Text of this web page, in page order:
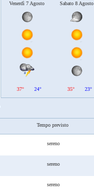
Venerdì 7 Agosto
37° 24°
Sabato 8 Agosto
35° 23°
Tempo previsto
sereno
sereno
sereno